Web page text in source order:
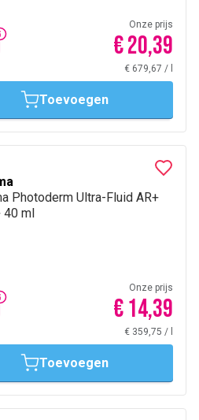
Onze prijs
€ 20,39
€ 679,67 /
Toevoegen
Photoderm Ultra-Fluid AR+
40 ml
Onze prijs
€ 14,39
€ 359,75 /
Toevoegen